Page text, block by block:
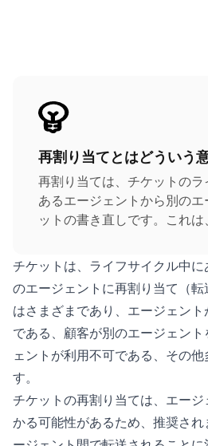
再割り当てとはどういう
再割り当ては、チケットのラ
あるエージェントから別の
ットの書き直しです。これは
足、エージェントの利用不可
ト変更の要求によって引き起
ます。
チケットは、ライフサイクル中
のエージェントに再割り当て（
はさまざまであり、エージェン
である、顧客が別のエージェン
ェントが利用不可である、その
す。
チケットの再割り当ては、エー
かる可能性があるため、推奨さ